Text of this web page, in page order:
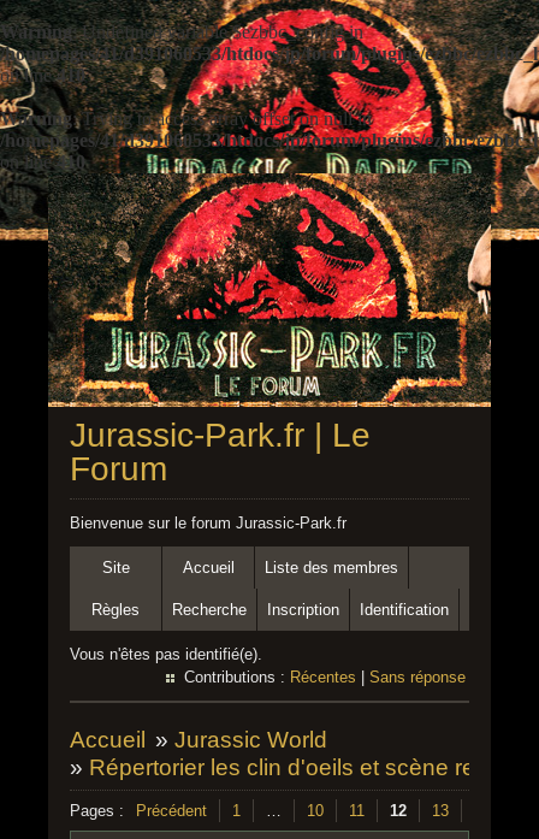
Warning: Undefined variable $ezbbc_config in
/homepages/41/d391060533/htdocs/jp/forum/plugins/ezbbc/
on line410
Warning: Trying to access array offset on null in
/homepages/41/d391060533/htdocs/jp/forum/plugins/ezbbc/
on line410
Jurassic-Park.fr | Le
Forum
Bienvenue sur le forum Jurassic-Park.fr
Site Accueil Liste des membres
Règles Recherche Inscription Identification
Vous n'êtes pas identifié(e).
Contributions : Récentes Sans réponse
Accueil » Jurassic World
» Répertorier les clin d'oeils et scène remake
Pages : Précédent 1 … 10 11 12 13